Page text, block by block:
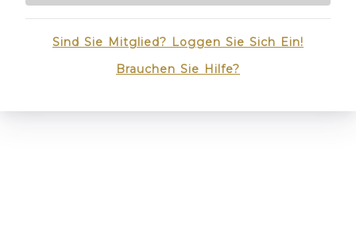
Sind Sie Mitglied? Loggen Sie Sich Ein!
Brauchen Sie Hilfe?